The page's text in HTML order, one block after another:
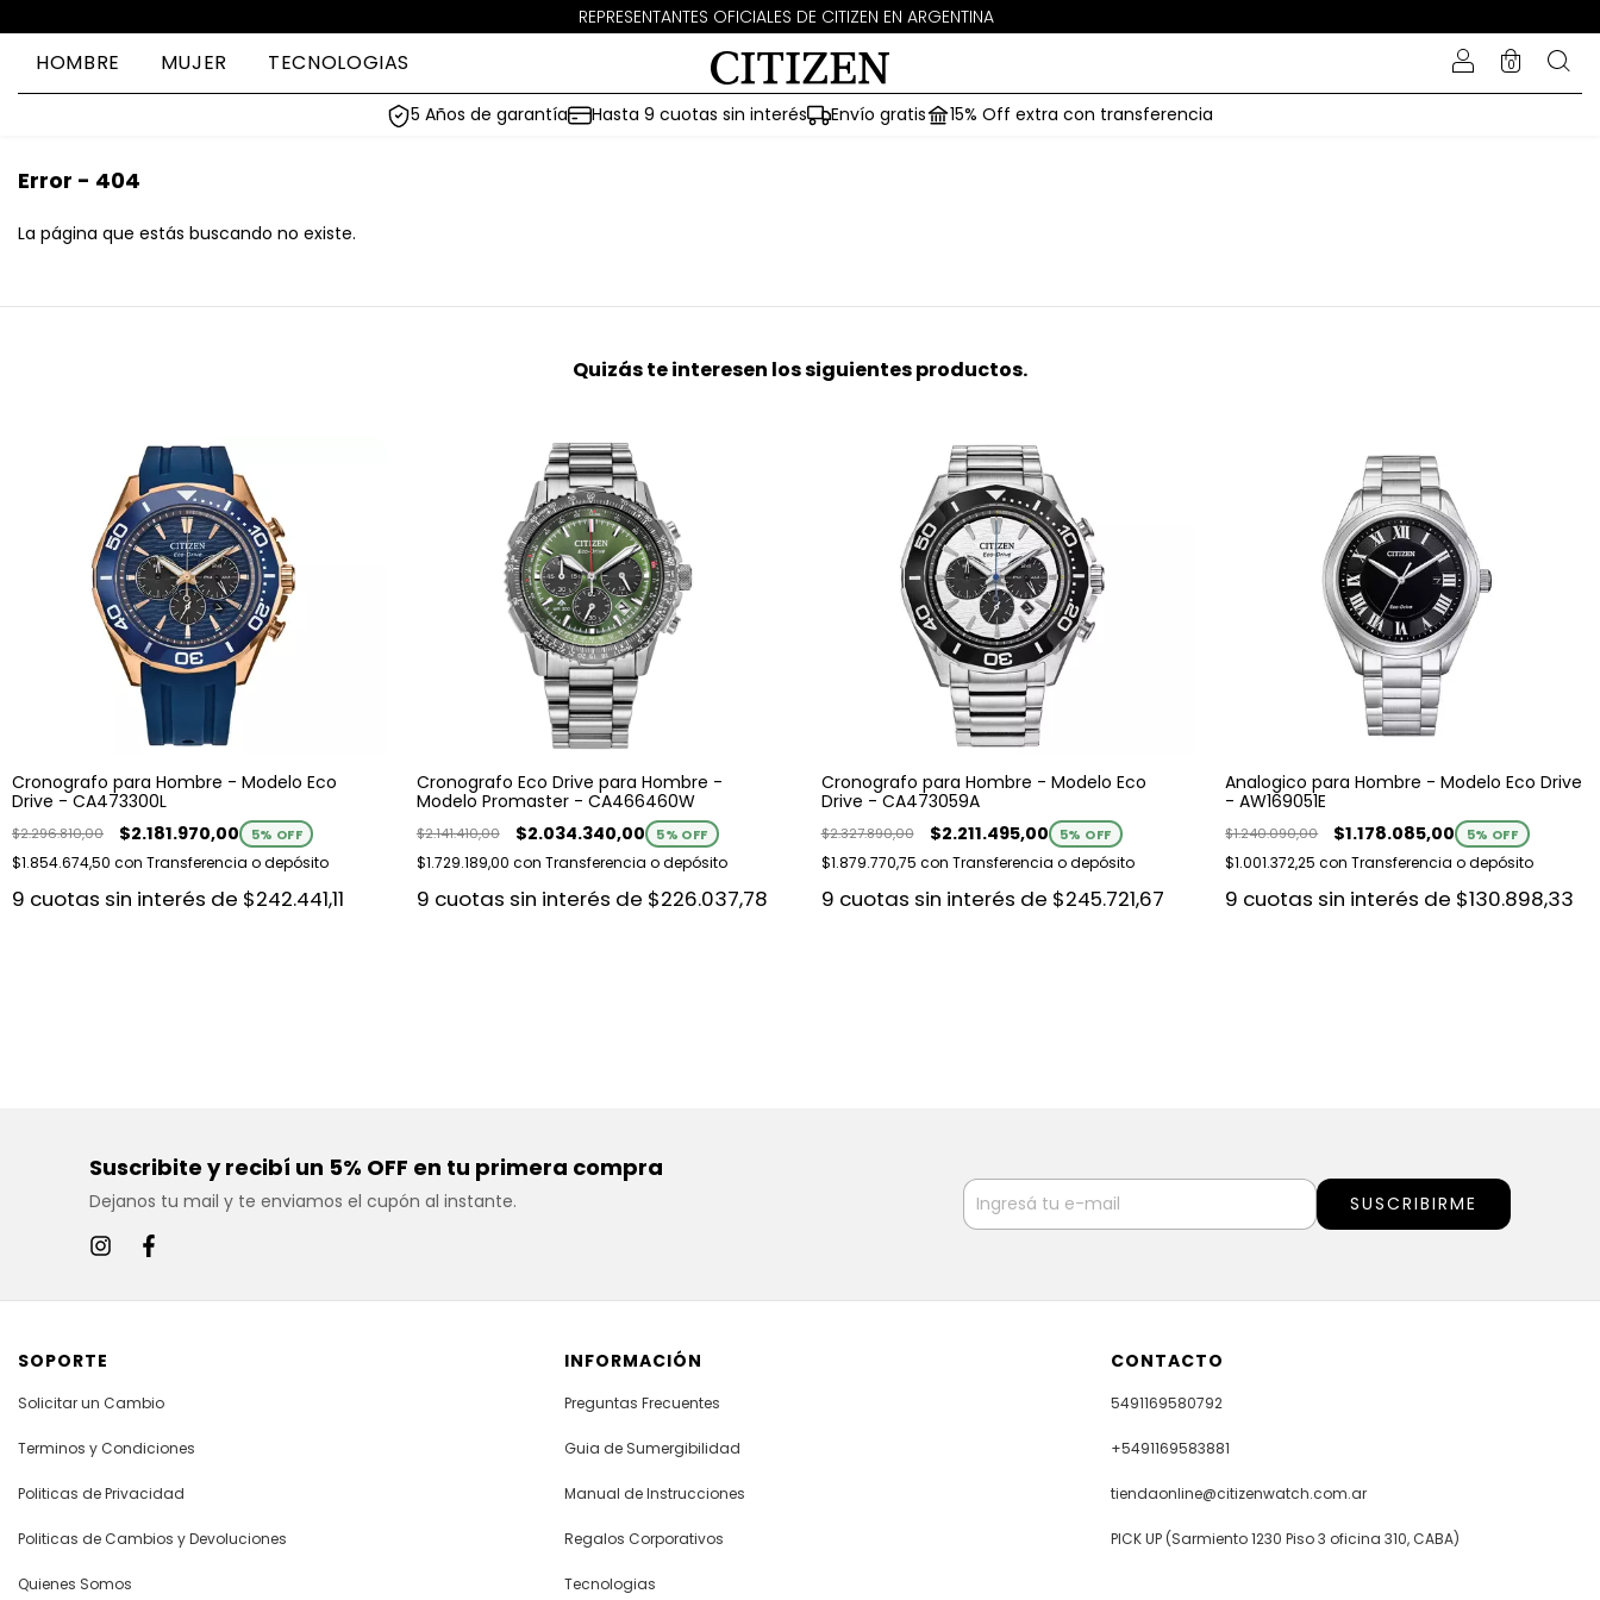
REPRESENTANTES OFICIALES DE CITIZEN EN ARGENTINA
HOMBRE MUJER TECNOLOGIAS 0
5 Años de garantía Hasta 9 cuotas sin interés Envío gratis 15% Off extra con transferencia
Error - 404
La página que estás buscando no existe.
Quizás te interesen los siguientes productos.
Cronografo para Hombre - Modelo Eco
Drive - CA473300L
$2.296.810,00 $2.181.970,00 5% OFF
$1.854.674,50 con Transferencia o depósito
9 cuotas sin interés de $242.441,11
Cronografo Eco Drive para Hombre -
Modelo Promaster - CA466460W
$2.141.410,00 $2.034.340,00 5% OFF
$1.729.189,00 con Transferencia o depósito
9 cuotas sin interés de $226.037,78
Cronografo para Hombre - Modelo Eco
Drive - CA473059A
$2.327.890,00 $2.211.495,00 5% OFF
$1.879.770,75 con Transferencia o depósito
9 cuotas sin interés de $245.721,67
Analogico para Hombre - Modelo Eco Drive
- AW169051E
$1.240.090,00 $1.178.085,00 5% OFF
$1.001.372,25con Transferencia o depósito
9 cuotas sin interés de $130.898,33
Suscribite y recibí un 5% OFF en tu primera compra
Dejanos tu mail y te enviamos el cupón al instante.
SOPORTE
Solicitar un Cambio
Terminos y Condiciones
Politicas de Privacidad
Politicas de Cambios y Devoluciones
Quienes Somos
INFORMACIÓN
Preguntas Frecuentes
Guia de Sumergibilidad
Manual de Instrucciones
Regalos Corporativos
Tecnologias
CONTACTO
5491169580792
+5491169583881
tiendaonline@citizenwatch.com.ar
PICK UP (Sarmiento 1230 Piso 3 oficina 310, CABA)